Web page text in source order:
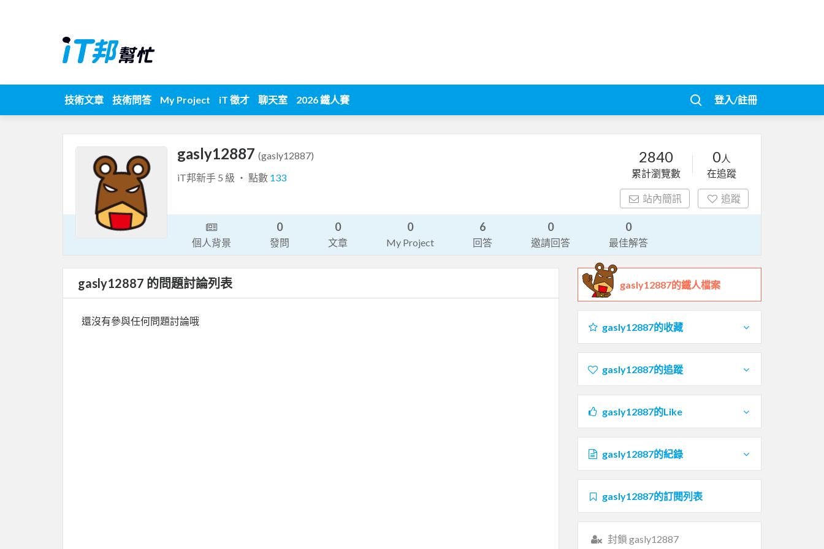
技術文章 技術問答 My Project iT 徵才 聊天室 2026 鐵人賽 登入/註冊
gasly12887 (gasly12887)
iT邦新手 5 級 ‧ 點數 133
2840
累計瀏覽數
0人
在追蹤
站內簡訊 追蹤
個人背景
0
發問
0
文章
0
My Project
6
回答
0
邀請回答
0
最佳解答
gasly12887 的問題討論列表
還沒有參與任何問題討論哦
gasly12887的鐵人檔案
gasly12887的收藏
gasly12887的追蹤
gasly12887的Like
gasly12887的紀錄
gasly12887的訂閱列表
封鎖 gasly12887